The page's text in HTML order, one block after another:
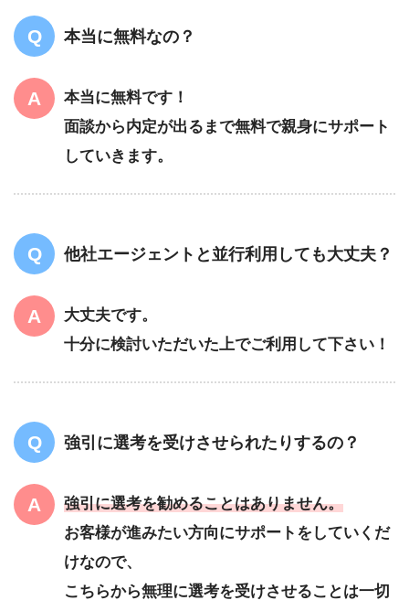
本当に無料なの？
本当に無料です！
面談から内定が出るまで無料で親身にサポート
していきます。
他社エージェントと並行利用しても大丈夫？
大丈夫です。
十分に検討いただいた上でご利用して下さい！
強引に選考を受けさせられたりするの？
強引に選考を勧めることはありません。
お客様が進みたい方向にサポートをしていくだ
けなので、
こちらから無理に選考を受けさせることは一切